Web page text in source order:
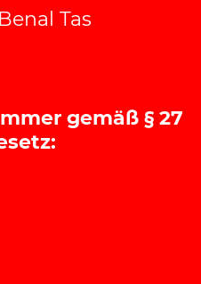
Benal Tas
gemäß § 27